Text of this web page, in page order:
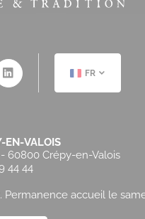
FR
EN-VALOIS
60800 Crépy-en-Valois
44 44
accueil le